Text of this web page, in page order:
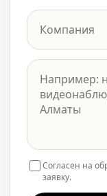
Согласен на
заявку.